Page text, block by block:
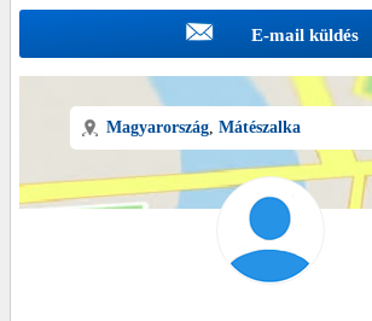
E-mail küldés
Magyarország, Mátészalka